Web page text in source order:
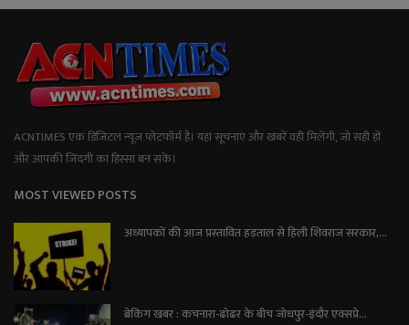
ACNTIMES एक डिजिटल न्यूज प्लेटफॉर्म है। यहां सूचनाएं और खबरें वही मिलेंगी, जो सही हों
और आपकी जिंदगी का हिस्सा बन सकें।
MOST VIEWED POSTS
अध्यापकों की आज प्रस्तावित हड़ताल से हिली शिवराज सरकार,...
ब्रेकिंग खबर : कचनारा-ढोढर के बीच जोधपुर-इंदौर एक्सप्रे...